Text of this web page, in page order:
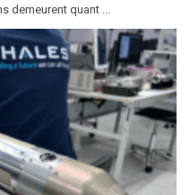
demeurent quant ...